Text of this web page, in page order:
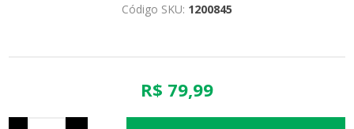
Código SKU: 1200845
R$ 79,99